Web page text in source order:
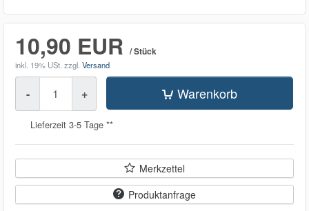
10,90 EUR / Stück
inkl. 19% USt. zzgl. Versand
- + Warenkorb
Lieferzeit 3-5 Tage **
Merkzettel
Produktanfrage